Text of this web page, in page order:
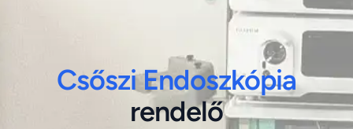
Csőszi Endoszkópia
rendelő